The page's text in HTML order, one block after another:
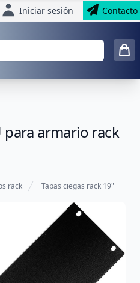
Iniciar sesión Contacto
para armario rack
rack Tapas ciegas rack 19"